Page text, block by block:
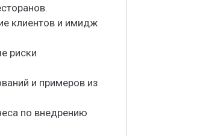
клиентов и имидж
риски
и примеров из
по внедрению